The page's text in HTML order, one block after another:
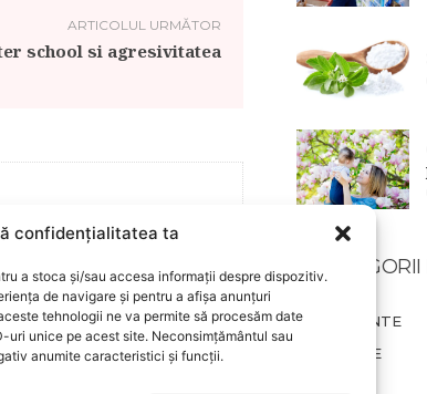
confidențialitatea ta
a stoca și/sau accesa informații despre dispozitiv.
de navigare și pentru a afișa anunțuri
tehnologii ne va permite să procesăm date
uri unice pe acest site. Neconsimțământul sau
anumite caracteristici și funcții.
ARTICOLUL URMĂTOR
school si agresivitatea
plăcerea graficienilor ei de
de creştere şi îngrijire a
copii şi pentru cei care ar
să-i fascinăm, să-i
Bebelu a apărut în
frumoasă posibilitatea de a-
în acelaşi timp cu 16
identifica o serie întreagă de
EVENIMENTE
LIFESTYLE